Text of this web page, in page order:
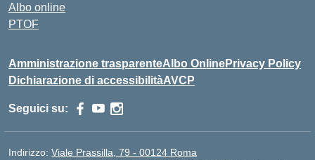
Albo online
PTOF
Amministrazione trasparenteAlbo OnlinePrivacy Policy
Dichiarazione di accessibilitàAVCP
Seguici su:
Indirizzo: Viale Prassilla, 79 - 00124 Roma